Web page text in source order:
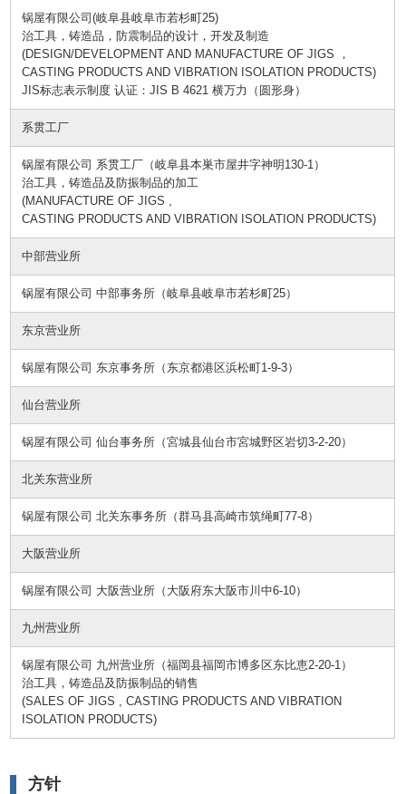
锅屋有限公司(岐阜县岐阜市若杉町25)
治工具，铸造品，防震制品的设计，开发及制造
(DESIGN/DEVELOPMENT AND MANUFACTURE OF JIGS ，
CASTING PRODUCTS AND VIBRATION ISOLATION PRODUCTS)
JIS标志表示制度 认证：JIS B 4621 横万力（圆形身）
系贯工厂
锅屋有限公司 系贯工厂（岐阜县本巣市屋井字神明130-1）
治工具，铸造品及防振制品的加工
(MANUFACTURE OF JIGS ,
CASTING PRODUCTS AND VIBRATION ISOLATION PRODUCTS)
中部营业所
锅屋有限公司 中部事务所（岐阜县岐阜市若杉町25）
东京营业所
锅屋有限公司 东京事务所（东京都港区浜松町1-9-3）
仙台营业所
锅屋有限公司 仙台事务所（宮城县仙台市宮城野区岩切3-2-20）
北关东营业所
锅屋有限公司 北关东事务所（群马县高崎市筑绳町77-8）
大阪营业所
锅屋有限公司 大阪营业所（大阪府东大阪市川中6-10）
九州营业所
锅屋有限公司 九州营业所（福岡县福岡市博多区东比恵2-20-1）
治工具，铸造品及防振制品的销售
(SALES OF JIGS , CASTING PRODUCTS AND VIBRATION
ISOLATION PRODUCTS)
方针